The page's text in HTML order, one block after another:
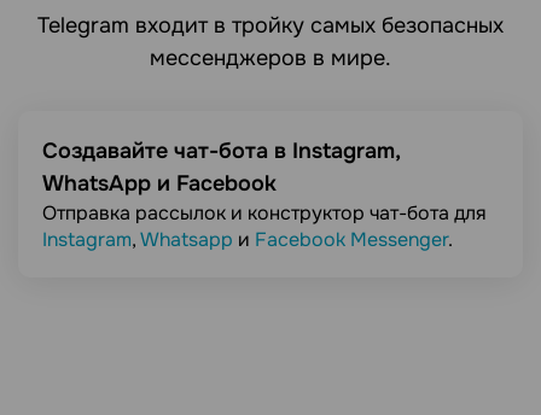
Telegram входит в тройку самых безопасных
мессенджеров в мире.
Создавайте чат-бота в Instagram,
WhatsApp и Facebook
Отправка рассылок и конструктор чат-бота для
Instagram,Whatsapp и Facebook Messenger.